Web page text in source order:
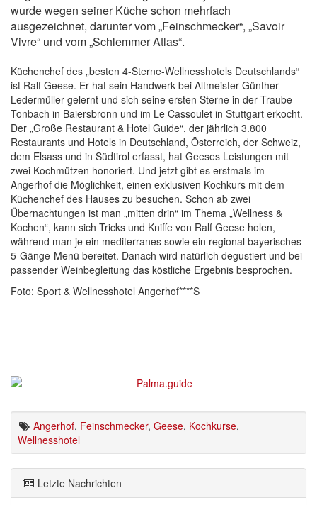
wurde wegen seiner Küche schon mehrfach
ausgezeichnet, darunter vom „Feinschmecker“, „Savoir
Vivre“ und vom „Schlemmer Atlas“.
Küchenchef des „besten 4-Sterne-Wellnesshotels Deutschlands“
ist Ralf Geese. Er hat sein Handwerk bei Altmeister Günther
Ledermüller gelernt und sich seine ersten Sterne in der Traube
Tonbach in Baiersbronn und im Le Cassoulet in Stuttgart erkocht.
Der „Große Restaurant & Hotel Guide“, der jährlich 3.800
Restaurants und Hotels in Deutschland, Österreich, der Schweiz,
dem Elsass und in Südtirol erfasst, hat Geeses Leistungen mit
zwei Kochmützen honoriert. Und jetzt gibt es erstmals im
Angerhof die Möglichkeit, einen exklusiven Kochkurs mit dem
Küchenchef des Hauses zu besuchen. Schon ab zwei
Übernachtungen ist man „mitten drin“ im Thema „Wellness &
Kochen“, kann sich Tricks und Kniffe von Ralf Geese holen,
während man je ein mediterranes sowie ein regional bayerisches
5-Gänge-Menü bereitet. Danach wird natürlich degustiert und bei
passender Weinbegleitung das köstliche Ergebnis besprochen.
Foto: Sport & Wellnesshotel Angerhof****S
Angerhof, Feinschmecker, Geese, Kochkurse,
Wellnesshotel
Letzte Nachrichten